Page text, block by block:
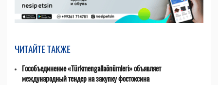
ЧИТАЙТЕ ТАКЖЕ
Гособъединение «Türkmengallaönümleri» объявляет
международный тендер на закупку фостоксина